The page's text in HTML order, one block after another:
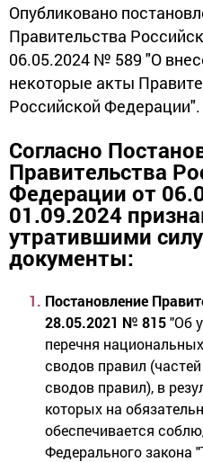
Опубликовано
Правительства
06.05.2024 № 589 "О
некоторые акты
Российской Федерации".
Согласно
Правительства
Федерации от
01.09.2024
утратившими
документы:
Постановление
28.05.2021 № 815"Об
перечня
сводов правил
сводов правил), в
которых на
обеспечивается
Федерального закона